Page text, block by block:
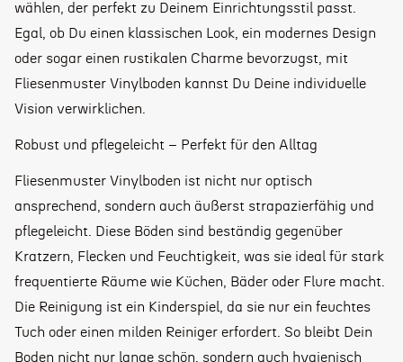
wählen, der perfekt zu Deinem Einrichtungsstil passt.
Egal, ob Du einen klassischen Look, ein modernes Design
oder sogar einen rustikalen Charme bevorzugst, mit
Fliesenmuster Vinylboden kannst Du Deine individuelle
Vision verwirklichen.
Robust und pflegeleicht – Perfekt für den Alltag
Fliesenmuster Vinylboden ist nicht nur optisch
ansprechend, sondern auch äußerst strapazierfähig und
pflegeleicht. Diese Böden sind beständig gegenüber
Kratzern, Flecken und Feuchtigkeit, was sie ideal für stark
frequentierte Räume wie Küchen, Bäder oder Flure macht.
Die Reinigung ist ein Kinderspiel, da sie nur ein feuchtes
Tuch oder einen milden Reiniger erfordert. So bleibt Dein
Boden nicht nur lange schön, sondern auch hygienisch